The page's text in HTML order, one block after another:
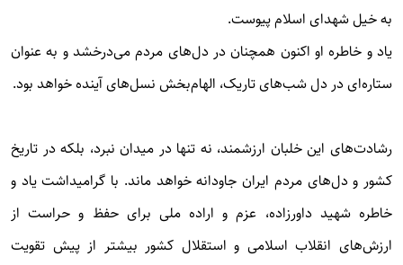
به خیل شهدای اسلام پیوست.
یاد و خاطره او اکنون همچنان در دل‌های مردم می‌درخشد و به عنوان
ستاره‌ای در دل شب‌های تاریک، الهام‌بخش نسل‌های آینده خواهد بود.
رشادت‌های این خلبان ارزشمند، نه تنها در میدان نبرد، بلکه در تاریخ
کشور و دل‌های مردم ایران جاودانه خواهد ماند. با گرامیداشت یاد و
خاطره شهید داورزاده، عزم و اراده ملی برای حفظ و حراست از
ارزش‌های انقلاب اسلامی و استقلال کشور بیشتر از پیش تقویت